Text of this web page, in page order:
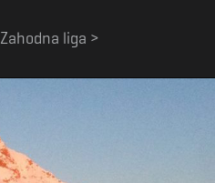
Zahodna liga >